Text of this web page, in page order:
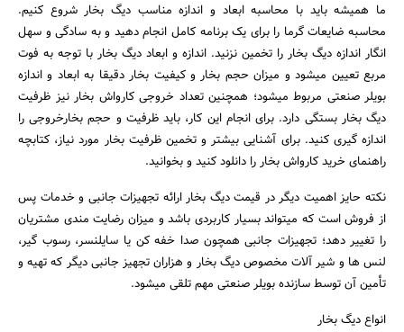
ما همیشه باید با محاسبه ابعاد و اندازه مناسب دیگ بخار شروع کنیم.
محاسبه ضایعات گرما را برای یک برنامه کامل انجام دهید و به سادگی و سهل
انگار اندازه دیگ بخار را تخمین نزنید. اندازه و ابعاد دیگ بخار با توجه به فوت
مربع تعیین میشود و میزان حجم بخار و کیفیت بخار دقیقا به ابعاد و اندازه
بویلر صنعتی مربوط میشود؛ همچنین تعداد خروجی کارواش بخار نیز ظرفیت
دیگ بخار بستگی دارد. برای انجام این کار، باید ظرفیت و حجم بخارخروجی را
اندازه گیری کنید. برای آشنایی بیشتر و تخمین ظرفیت بخار مورد نیاز، کتابچه
راهنمای خرید کارواش بخار را دانلود کنید و بخوانید.
نکته حایز اهمیت دیگر در قیمت دیگ بخار ارائه تجهیزات جانبی و خدمات پس
از فروش است که میتواند بسیار کاربردی باشد و میزان رضایت مندی مشتریان
را تغییر دهد؛ تجهیزات جانبی همچون صدا خفه کن یا سایلنسر، رسوب گیر،
لنس ها و شیر آلات مخصوص دیگ بخار و هزاران تجهیز جانبی دیگر که تهیه و
تأمین آن توسط سازنده بویلر صنعتی مهم تلقی میشود.
انواع دیگ بخار